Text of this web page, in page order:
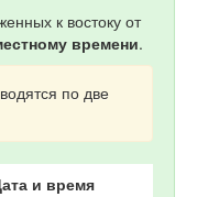
к востоку от
времени.
по две
и время